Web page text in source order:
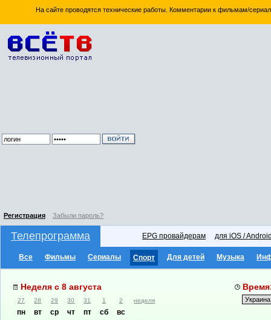
На сайте проводятся технические работы. Комментарии к фильмам/
Регистрация Забыли пароль?
Телепрограмма EPG провайдерам для iOS /
Все Фильмы Сериалы Спорт Для детей Музыка
Неделя с 8 августа
27 28 29 30 31 1 2 неделя
пн вт ср чт пт сб вс